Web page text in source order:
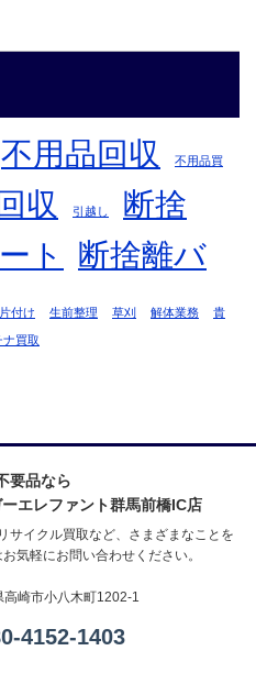
不用品回収 不用品買
収 引越し
断捨
ト
断捨離バ
片付け 生前整理 草刈 解体業務 貴
ナ買取
要品なら
エレファント群馬前橋IC店
サイクル買取など、さまざまなことを
気軽にお問い合わせください。
崎市小八木町1202-1
4152-1403